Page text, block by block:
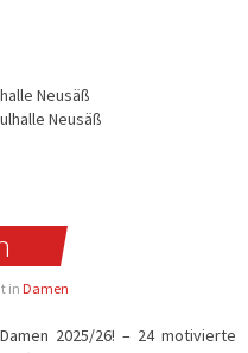
Neusäß
Neusäß
in Damen
2025/26! – 24 motivierte